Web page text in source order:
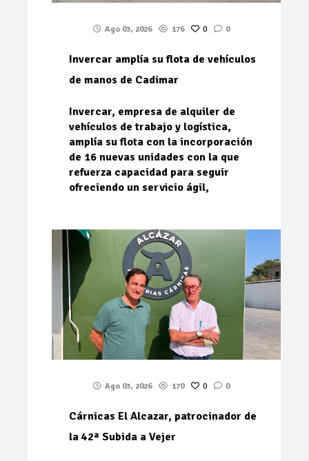
Ago 03, 2026 176 0 0
Invercar amplía su flota de vehículos
de manos de Cadimar
Invercar, empresa de alquiler de
vehículos de trabajo y logística,
amplía su flota con la incorporación
de 16 nuevas unidades con la que
refuerza capacidad para seguir
ofreciendo un servicio ágil,
Ago 03, 2026 170 0 0
Cárnicas El Alcazar, patrocinador de
la 42ª Subida a Vejer